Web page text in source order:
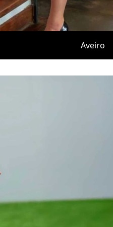
Aveiro